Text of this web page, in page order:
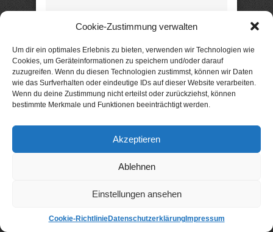
Cookie-Zustimmung verwalten
Um dir ein optimales Erlebnis zu bieten, verwenden wir Technologien wie
Cookies, um Geräteinformationen zu speichern und/oder darauf
zuzugreifen. Wenn du diesen Technologien zustimmst, können wir Daten
wie das Surfverhalten oder eindeutige IDs auf dieser Website verarbeiten.
Wenn du deine Zustimmung nicht erteilst oder zurückziehst, können
bestimmte Merkmale und Funktionen beeinträchtigt werden.
Akzeptieren
Ablehnen
Einstellungen ansehen
Cookie-RichtlinieDatenschutzerklärungImpressum
Der Zauber des
ersten Schnees
Liebesroman von Michelle
Schrenk
wünschen, wenn jetzt
Jahres vom Himmel
Der erste Schnee ist gerade
gefallen, als Elli ihrer Tochter